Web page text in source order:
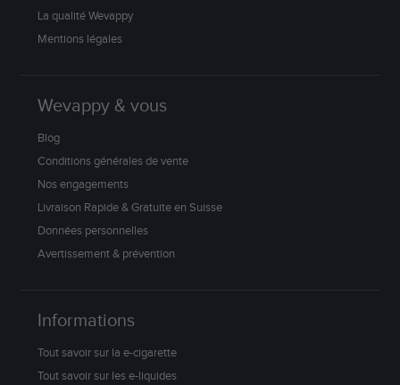
La qualité Wevappy
Mentions légales
Wevappy & vous
Blog
Conditions générales de vente
Nos engagements
Livraison Rapide & Gratuite en Suisse
Données personnelles
Avertissement & prévention
Informations
Tout savoir sur la e-cigarette
Tout savoir sur les e-liquides